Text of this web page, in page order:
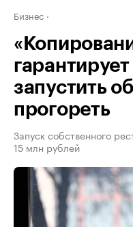
Бизнес
запустить
прогореть
Запуск собственного
15 млн рублей